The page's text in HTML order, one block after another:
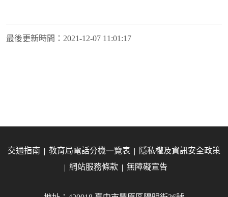
最後更新時間： 2021-12-07 11:01:17
交通指南 教育局電話分機一覽表
隱私權及資訊安全政策
網站服務條款
無障礙宣告